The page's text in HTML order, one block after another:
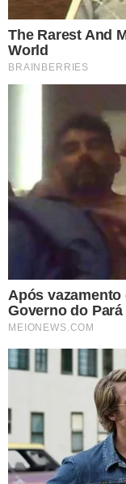
— A informação é
general Mourão ou
presidente estava
Odepoimento foi
questionou se
do então vice-
também foi feito.
— O presidente
muitos informes pelo
nervoso, irritado e
aloprava — disse
No primeiro
havia outro
em dezembro de
outra razão,
motivo. As
por Marcelo
chamava de